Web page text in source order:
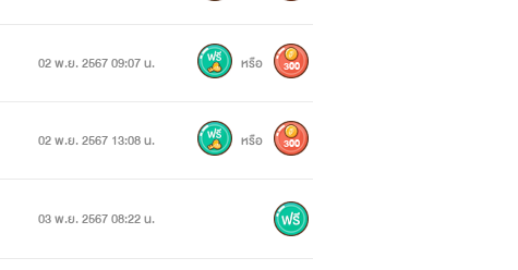
02 พ.ย. 2567 09:07 น. หรือ 300
02 พ.ย. 2567 13:08 น. หรือ 300
03 พ.ย. 2567 08:22 น.